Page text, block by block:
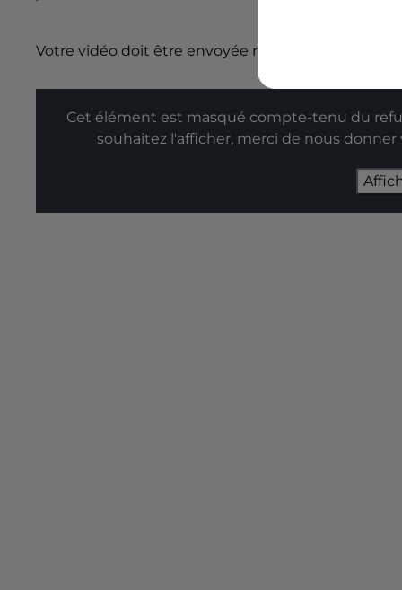
Votre vidéo doit être envoyée rapidement à
Cet élément est masqué compte-tenu du
souhaitez l'afficher, merci de nous